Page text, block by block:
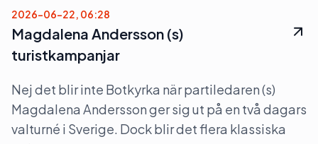
2026-06-22, 06:28
Magdalena Andersson (s)
turistkampanjar
Nej det blir inte Botkyrka när partiledaren (s)
Magdalena Andersson ger sig ut på en två dagars
valturné i Sverige. Dock blir det flera klassiska